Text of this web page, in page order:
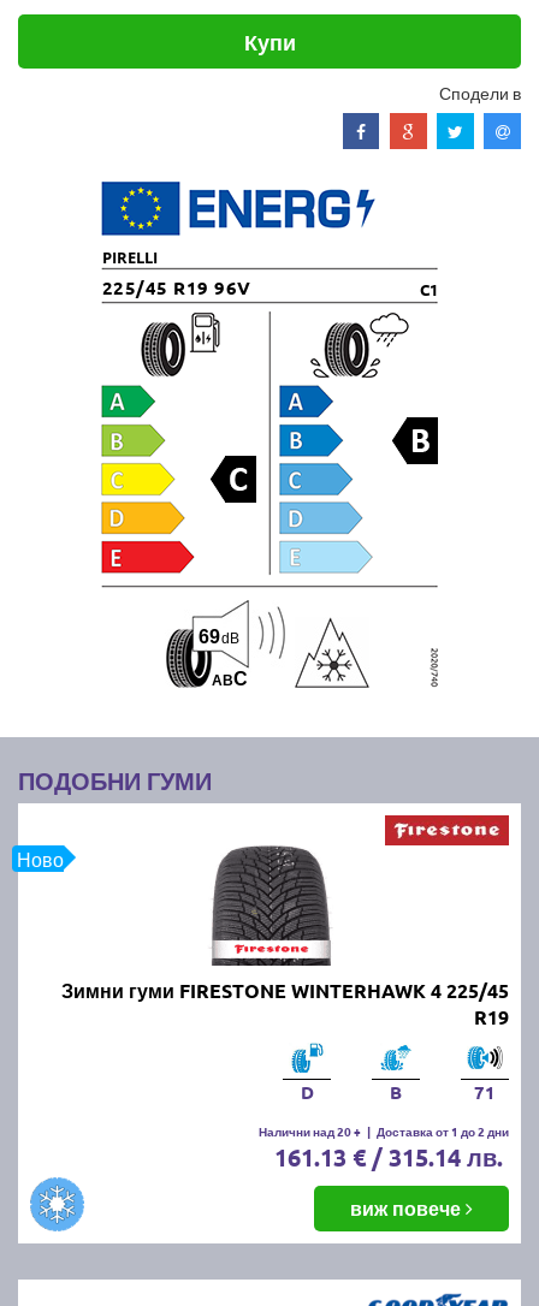
Купи
Сподели в
PIRELLI
225/45 R19 96V C1
ABC
69dB
ПОДОБНИ ГУМИ
Ново
Зимни гуми FIRESTONE WINTERHAWK 4 225/45
R19
D B 71
Налични над 20 + | Доставка от 1 до 2 дни
161.13 € / 315.14 лв.
виж повече